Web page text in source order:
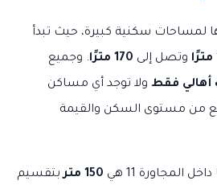
11 بتوفيرها لمساحات سكنية كبيرة، حيث تبدأ
وتصل إلى 170 مترًا
. وجميع
أهالي فقط ولا توجد أي مساكن
من مستوى السكن والقيمة
المجاورة 11 هي 150 متر
بتقسيم